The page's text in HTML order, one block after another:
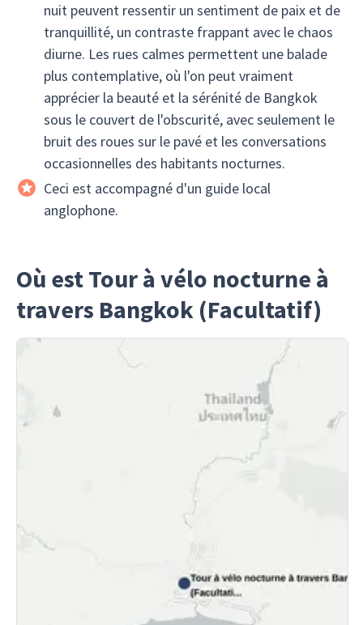
nuit peuvent ressentir un sentiment de paix et de
tranquillité, un contraste frappant avec le chaos
diurne. Les rues calmes permettent une balade
plus contemplative, où l'on peut vraiment
apprécier la beauté et la sérénité de Bangkok
sous le couvert de l'obscurité, avec seulement le
bruit des roues sur le pavé et les conversations
occasionnelles des habitants nocturnes.
Ceci est accompagné d'un guide local
anglophone.
Où est Tour à vélo nocturne à
travers Bangkok (Facultatif)